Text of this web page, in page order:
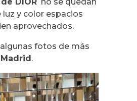
luz y color espacios
aprovechados.
fotos de más
.